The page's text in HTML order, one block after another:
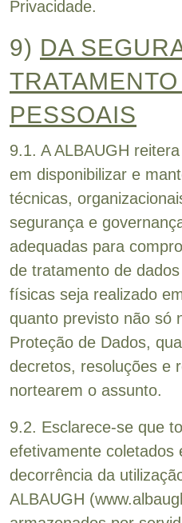
Privacidade.
9) DA
PESSOAIS
9.1. A ALBAUGH
em disponibilizar e
técnicas,
segurança e
adequadas para
de tratamento de
físicas seja realizado
quanto previsto não só
Proteção de Dados,
decretos, resoluções e
nortearem o assunto.
9.2. Esclarece-se que
efetivamente coletados
decorrência da
ALBAUGH